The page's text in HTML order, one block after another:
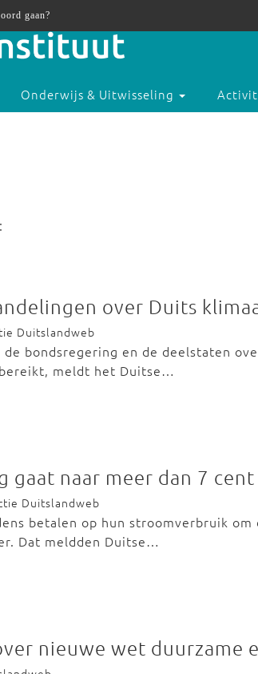
Onderwijs & Uitwisseling
over Duits
Duitslandweb
bondsregering en de deelstaten
meldt het Duitse…
gaat naar meer dan 7
Duitslandweb
betalen op hun stroomverbruik om
Dat meldden Duitse…
nieuwe wet duurzame
gaan?